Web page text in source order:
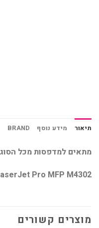
תיאור מידע נוסף BRAND
מתאים למדפסות מכל
Pro MFP M4302
מוצרים קשורים